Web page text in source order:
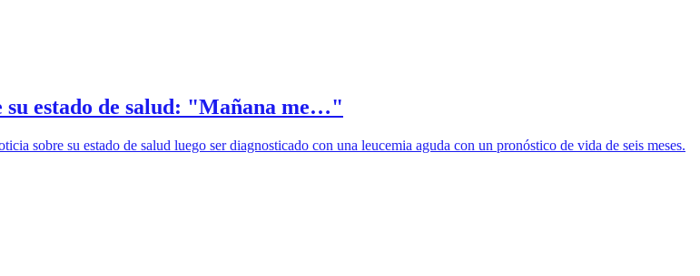
su estado de salud: "Mañana me…"
sobre su estado de salud luego ser diagnosticado con una leucemia aguda con un pronóstico de vida de seis meses.